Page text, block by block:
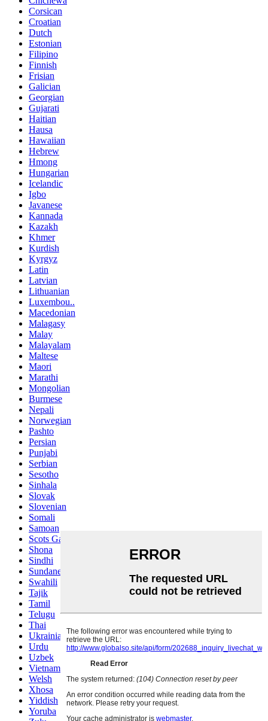
Corsican
Croatian
Dutch
Estonian
Filipino
Finnish
Frisian
Galician
Georgian
Gujarati
Haitian
Hausa
Hawaiian
Hebrew
Hmong
Hungarian
Icelandic
Igbo
Javanese
Kannada
Kazakh
Khmer
Kurdish
Kyrgyz
Latin
Latvian
Lithuanian
Luxembou..
Macedonian
Malagasy
Malay
Malayalam
Maltese
Maori
Marathi
Mongolian
Burmese
Nepali
Norwegian
Pashto
Persian
Punjabi
Serbian
Sesotho
Sinhala
Slovak
Slovenian
Somali
Samoan
Scots Gaelic
Shona
Sindhi
Sundanese
Swahili
Tajik
Tamil
Telugu
Thai
Ukrainian
Urdu
Uzbek
Vietnamese
Welsh
Xhosa
Yiddish
Yoruba